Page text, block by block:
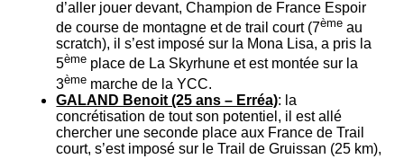
d’aller jouer devant, Champion de France Espoir
de course de montagne et de trail court (7ème au
scratch), il s’est imposé sur la Mona Lisa, a pris la
5ème place de La Skyrhune et est montée sur la
3ème marche de la YCC.
GALAND Benoit (25 ans – Erréa): la
concrétisation de tout son potentiel, il est allé
chercher une seconde place aux France de Trail
court, s’est imposé sur le Trail de Gruissan (25 km),